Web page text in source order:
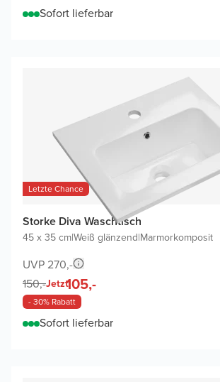
Sofort lieferbar
Letzte Chance
Storke Diva Waschtisch
45 x 35 cm|Weiß glänzend|Marmorkomposit
UVP 270,-
150,-Jetzt105,-
- 30% Rabatt
Sofort lieferbar